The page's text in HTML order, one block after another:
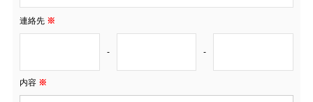
連絡先 ※
- -
内容 ※